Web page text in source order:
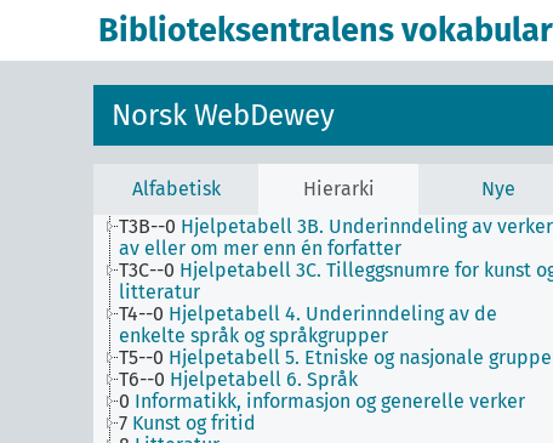
Biblioteksentralens
Norsk WebDewey
Alfabetisk Hierarki Nye
9 Historie og geografi
T3--0 Hjelpetabell 3. Underinndeling av kunst, av
de enkelte språks litteraturer, av bestemte
litterære former
T3A--0 Hjelpetabell 3A. Underinndeling av verker
T3B--0 Hjelpetabell 3B. Underinndeling av verker
av eller om mer enn én forfatter
T3C--0 Hjelpetabell 3C. Tilleggsnumre for kunst
litteratur
T4--0 Hjelpetabell 4. Underinndeling av de
enkelte språk og språkgrupper
T5--0 Hjelpetabell 5. Etniske og nasjonale
T6--0 Hjelpetabell 6. Språk
0 Informatikk, informasjon og generelle verker
7 Kunst og fritid